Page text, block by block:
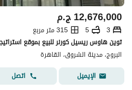
ج.م12,676,000
3
5
315 متر مربع
البروج، مدينة الشروق، القاهرة
الإيميل
اتصل